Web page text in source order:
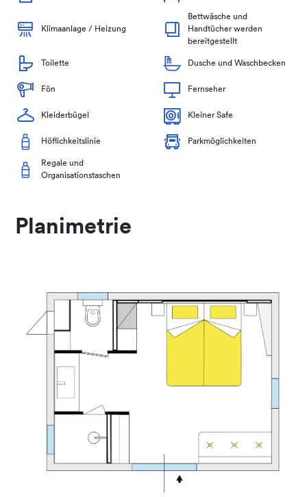
Klimaanlage / Heizung
Bettwäsche und
Handtücher werden
bereitgestellt
Toilette Dusche und Waschbecken
Fön Fernseher
Kleiderbügel Kleiner Safe
Höflichkeitslinie Parkmöglichkeiten
Regale und
Organisationstaschen
Planimetrie